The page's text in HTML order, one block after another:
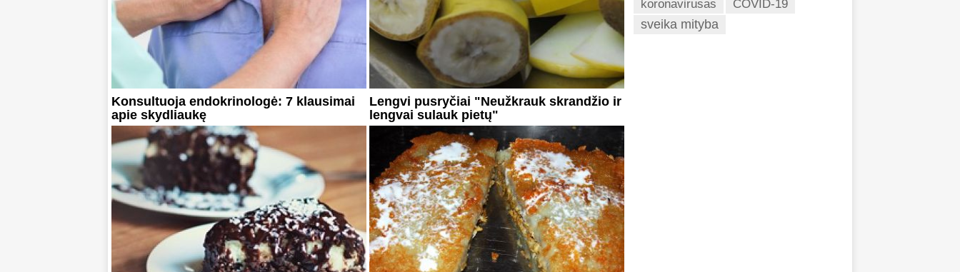
Konsultuoja endokrinologė: 7 klausimai
apie skydliaukę
Lengvi pusryčiai "Neužkrauk skrandžio ir
lengvai sulauk pietų"
koronavirusas
COVID-19
sveika mityba